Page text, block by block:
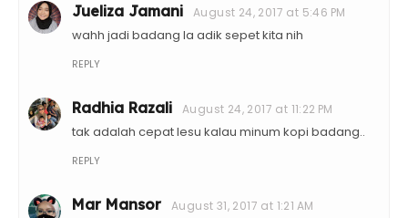
Jueliza Jamani August 24, 2017 at 5:46 PM
wahh jadi badang la adik sepet kita nih
REPLY
Radhia Razali August 24, 2017 at 11:22 PM
tak adalah cepat lesu kalau minum kopi badang..
REPLY
Mar Mansor August 31, 2017 at 1:21 AM